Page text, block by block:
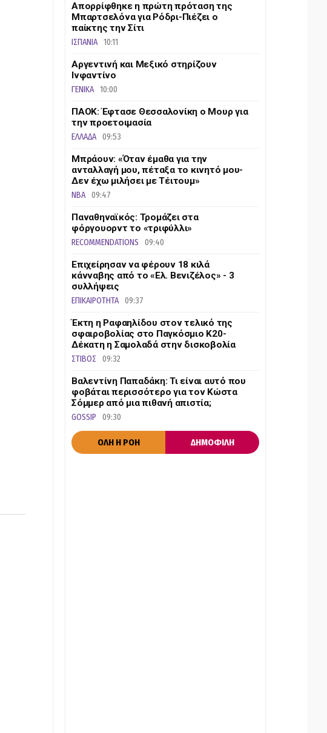
Απορρίφθηκε η πρώτη πρόταση της
Μπαρτσελόνα για Ρόδρι-Πιέζει ο
παίκτης την Σίτι
ΙΣΠΑΝΙΑ 10:11
Αργεντινή και Μεξικό στηρίζουν
Ινφαντίνο
ΓΕΝΙΚΑ 10:00
ΠΑΟΚ: Έφτασε Θεσσαλονίκη ο Μουρ για
την προετοιμασία
ΕΛΛΑΔΑ 09:53
Μπράουν: «Όταν έμαθα για την
ανταλλαγή μου, πέταξα το κινητό μου-
Δεν έχω μιλήσει με Τέιτουμ»
NBA 09:47
Παναθηναϊκός: Τρομάζει στα
φόργουορντ το «τριφύλλι»
RECOMMENDATIONS 09:40
Επιχείρησαν να φέρουν 18 κιλά
κάνναβης από το «Ελ. Βενιζέλος» - 3
συλλήψεις
ΕΠΙΚΑΙΡΟΤΗΤΑ 09:37
Έκτη η Ραφαηλίδου στον τελικό της
σφαιροβολίας στο Παγκόσμιο Κ20-
Δέκατη η Σαμολαδά στην δισκοβολία
ΣΤΙΒΟΣ 09:32
Βαλεντίνη Παπαδάκη: Τι είναι αυτό που
φοβάται περισσότερο για τον Κώστα
Σόμμερ από μια πιθανή απιστία;
GOSSIP 09:30
ΟΛΗ Η ΡΟΗ ΔΗΜΟΦΙΛΗ